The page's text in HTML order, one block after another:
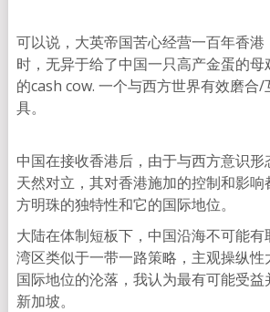
可以说，大英帝国苦心经营一百年香
时，无异于给了中国一只高产金蛋的
的cash cow. 一个与西方世界有效磨合
具。
中国在接收香港后，由于与西方意识
天然对立，其对香港施加的控制和影
方明珠的独特性和它的国际地位。
大陆在体制短板下，中国沿海不可能
湾区类似于一带一路策略，主观操纵性
国际地位的沦落，我认为最有可能受
新加坡。